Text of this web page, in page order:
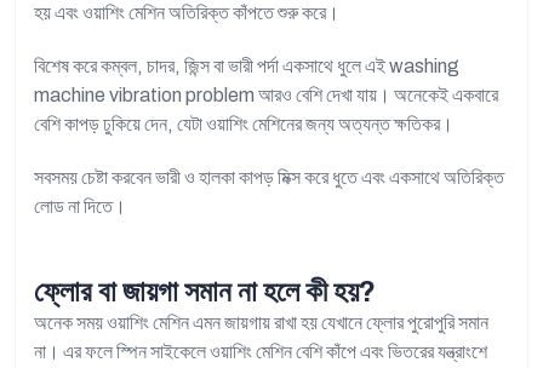
হয় এবং ওয়াশিং মেশিন অতিরিক্ত কাঁপতে শুরু করে।
বিশেষ করে কম্বল, চাদর, জিন্স বা ভারী পর্দা একসাথে ধুলে এই washing
machine vibration problem আরও বেশি দেখা যায়। অনেকেই একবারে
বেশি কাপড় ঢুকিয়ে দেন, যেটা ওয়াশিং মেশিনের জন্য অত্যন্ত ক্ষতিকর।
সবসময় চেষ্টা করবেন ভারী ও হালকা কাপড় মিক্স করে ধুতে এবং একসাথে অতিরিক্ত
লোড না দিতে।
ফ্লোর বা জায়গা সমান না হলে কী হয়?
অনেক সময় ওয়াশিং মেশিন এমন জায়গায় রাখা হয় যেখানে ফ্লোর পুরোপুরি সমান
না। এর ফলে স্পিন সাইকেলে ওয়াশিং মেশিন বেশি কাঁপে এবং ভিতরের যন্ত্রাংশে